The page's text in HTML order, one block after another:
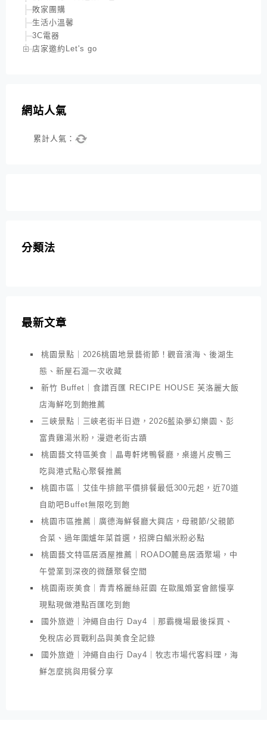
敗家團購
生活小溫馨
3C電器
店家邀約Let's go
網站人氣
累計人氣：
分類法
最新文章
桃園景點｜2026桃園地景藝術節！觀音濱海、後湖生
態、新屋石滬一次收藏
新竹 Buffet｜食譜百匯 RECIPE HOUSE 芙洛麗大飯
店海鮮吃到飽推薦
三峽景點｜三峽老街半日遊，2026藍染夢幻樂園、彭
富貴雞湯米粉，漫遊老街古蹟
桃園藝文特區美食｜晶粵軒烤鴨餐廳，桌邊片皮鴨三
吃與港式點心聚餐推薦
桃園市區｜艾佳牛排館平價排餐最低300元起，近70道
自助吧Buffet無限吃到飽
桃園市區推薦｜廣德海鮮餐廳大興店，母親節/父親節
合菜、過年圍爐年菜首選，招牌白鯧米粉必點
桃園藝文特區居酒屋推薦｜ROADO麓島居酒聚場，中
午營業到深夜的微醺聚餐空間
桃園南崁美食｜青青格麗絲莊園 在歐風婚宴會館慢享
現點現做港點百匯吃到飽
國外旅遊｜沖繩自由行 Day4 ｜那霸機場最後採買、
免稅店必買戰利品與美食全記錄
國外旅遊｜沖繩自由行 Day4｜牧志市場代客料理，海
鮮怎麼挑與用餐分享